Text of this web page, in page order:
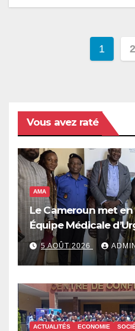
1 2
Vous avez raté
AMA
Le Cameroun met
Équipe Médicale
5 AOÛT 2026
ACTUALITÉS ECONOMIE